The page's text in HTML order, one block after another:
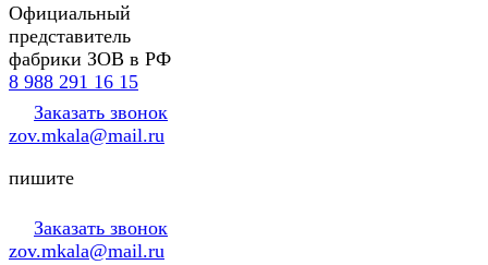
Официальный
представитель
фабрики ЗОВ в РФ
8 988 291 16 15
Заказать звонок
zov.mkala@mail.ru
пишите
Заказать звонок
zov.mkala@mail.ru